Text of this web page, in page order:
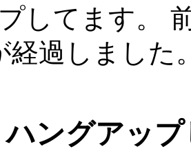
してます。
経過しまし
ングアッ